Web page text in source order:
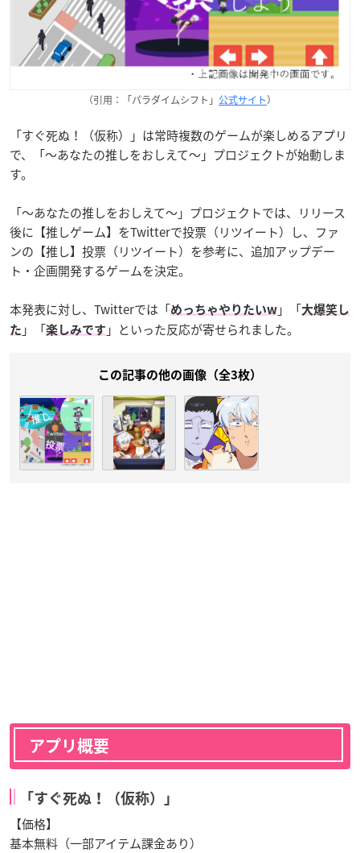
（引用：「パラダイムシフト」 公式サイト）
「すぐ死ぬ！（仮称）」は常時複数のゲームが楽しめるアプリ
で、「～あなたの推しをおしえて～」プロジェクトが始動しま
す。
「～あなたの推しをおしえて～」プロジェクトでは、リリース
後に【推しゲーム】をTwitterで投票（リツイート）し、ファ
ンの【推し】投票（リツイート）を参考に、追加アップデー
ト・企画開発するゲームを決定。
本発表に対し、Twitterでは「めっちゃやりたいw 」「大爆笑し
た 」「楽しみです 」といった反応が寄せられました。
この記事の他の画像（全3枚）
アプリ概要
「すぐ死ぬ！（仮称）」
【価格】
基本無料（一部アイテム課金あり）